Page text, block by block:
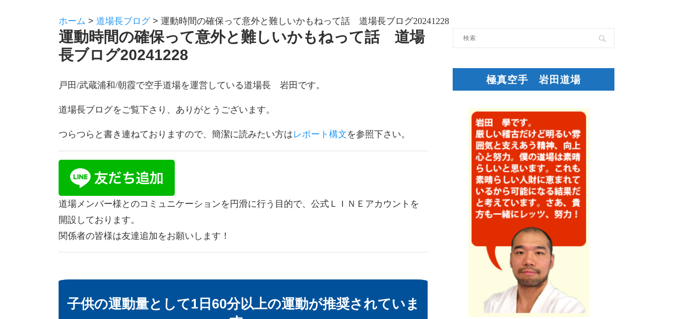
ホーム > 道場長ブログ> 運動時間の確保って意外と難しいかもねって話 道場長ブログ20241228
運動時間の確保って意外と難しいかもねって話 道場
長ブログ20241228
戸田/武蔵浦和/朝霞で空手道場を運営している道場長 岩田です。
道場長ブログをご覧下さり、ありがとうございます。
つらつらと書き連ねておりますので、簡潔に読みたい方はレポート構文を参照下さい。
道場メンバー様とのコミュニケーションを円滑に行う目的で、公式ＬＩＮＥアカウントを
開設しております。
関係者の皆様は友達追加をお願いします！
子供の運動量として1日60分以上の運動が推奨されていま
極真空手 岩田道場